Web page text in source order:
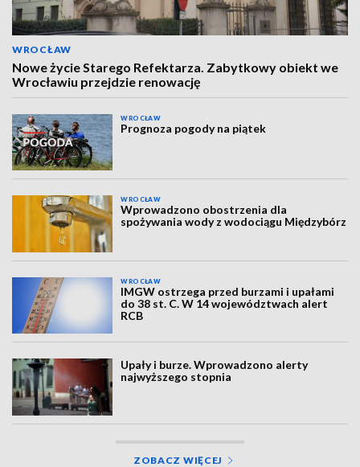
WROCŁAW
Nowe życie Starego Refektarza. Zabytkowy obiekt we
Wrocławiu przejdzie renowację
WROCŁAW
Prognoza pogody na piątek
WROCŁAW
Wprowadzono obostrzenia dla
spożywania wody z wodociągu Międzybórz
WROCŁAW
IMGW ostrzega przed burzami i upałami
do 38 st. C. W 14 województwach alert
RCB
Upały i burze. Wprowadzono alerty
najwyższego stopnia
ZOBACZ WIĘCEJ